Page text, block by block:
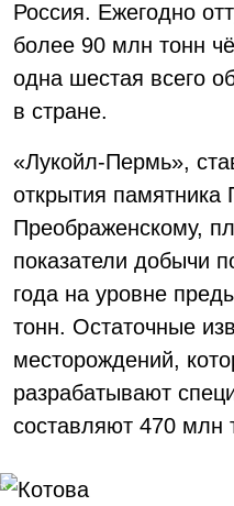
Россия. Ежегодно
более 90 млн тонн
одна шестая всего
в стране.
«Лукойл-Пермь»,
открытия памятника
Преображенскому,
показатели добычи
года на уровне
тонн. Остаточные
месторождений,
разрабатывают
составляют 470 млн